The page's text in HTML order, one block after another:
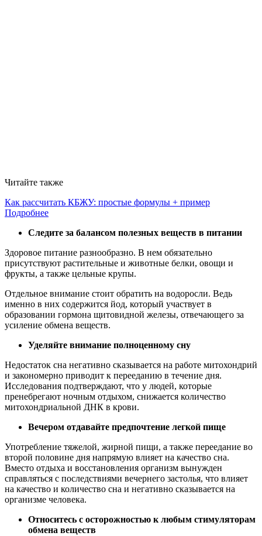
Читайте также
Как рассчитать КБЖУ: простые формулы + пример
Подробнее
Следите за балансом полезных веществ в питании
Здоровое питание разнообразно. В нем обязательно
присутствуют растительные и животные белки, овощи и
фрукты, а также цельные крупы.
Отдельное внимание стоит обратить на водоросли. Ведь
именно в них содержится йод, который участвует в
образовании гормона щитовидной железы, отвечающего за
усиление обмена веществ.
Уделяйте внимание полноценному сну
Недостаток сна негативно сказывается на работе митохондрий
и закономерно приводит к перееданию в течение дня.
Исследования подтверждают, что у людей, которые
пренебрегают ночным отдыхом, снижается количество
митохондриальной ДНК в крови.
Вечером отдавайте предпочтение легкой пище
Употребление тяжелой, жирной пищи, а также переедание во
второй половине дня напрямую влияет на качество сна.
Вместо отдыха и восстановления организм вынужден
справляться с последствиями вечернего застолья, что влияет
на качество и количество сна и негативно сказывается на
организме человека.
Относитесь с осторожностью к любым стимуляторам
обмена веществ